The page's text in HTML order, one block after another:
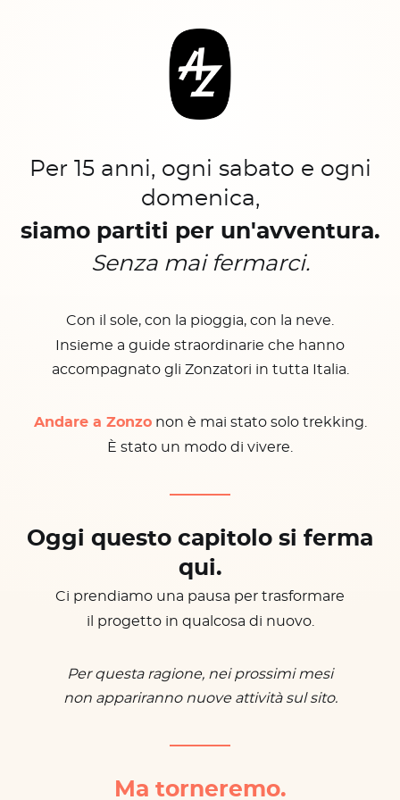
Per 15 anni, ogni sabato e ogni
domenica,
siamo partiti per un'avventura.
Senza mai fermarci.
Con il sole, con la pioggia, con la neve.
Insieme a guide straordinarie che hanno
accompagnato gli Zonzatori in tutta Italia.
Andare a Zonzonon è mai stato solo trekking.
È stato un modo di vivere.
Oggi questo capitolo si ferma
qui.
Ci prendiamo una pausa per trasformare
il progetto in qualcosa di nuovo.
Per questa ragione, nei prossimi mesi
non appariranno nuove attività sul sito.
Ma torneremo.